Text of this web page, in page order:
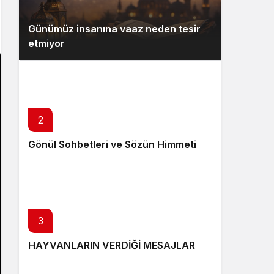
Günümüz insanına vaaz neden tesir
etmiyor
2
Gönül Sohbetleri ve Sözün Himmeti
3
HAYVANLARIN VERDİĞİ MESAJLAR